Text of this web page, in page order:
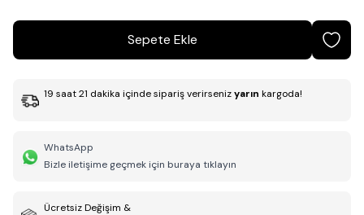
Sepete Ekle
19 saat21 dakika içinde sipariş verirsenizyarın kargoda!
WhatsApp
Bizle iletişime geçmek için buraya tıklayın
Ücretsiz Değişim &